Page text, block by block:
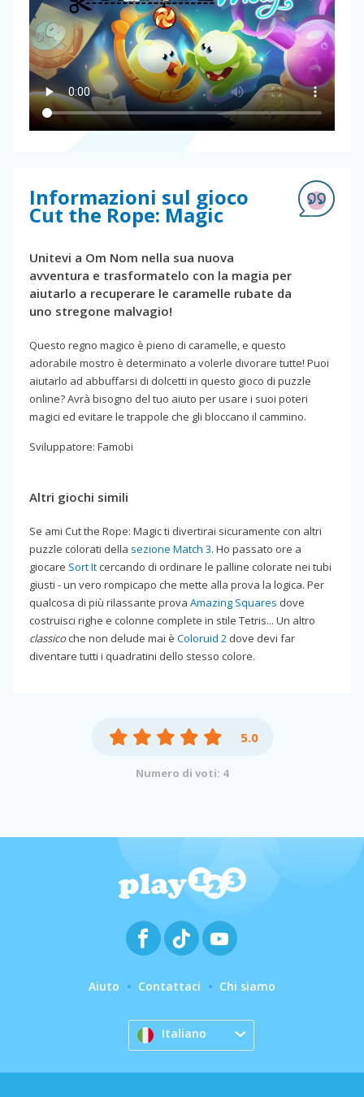
Informazioni sul gioco
Cut the Rope: Magic
Unitevi a Om Nom nella sua nuova
avventura e trasformatelo con la magia per
aiutarlo a recuperare le caramelle rubate da
uno stregone malvagio!
Questo regno magico è pieno di caramelle, e questo
adorabile mostro è determinato a volerle divorare tutte! Puoi
aiutarlo ad abbuffarsi di dolcetti in questo gioco di puzzle
online? Avrà bisogno del tuo aiuto per usare i suoi poteri
magici ed evitare le trappole che gli bloccano il cammino.
Sviluppatore: Famobi
Altri giochi simili
Se ami Cut the Rope: Magic ti divertirai sicuramente con altri
puzzle colorati della sezione Match 3. Ho passato ore a
giocare Sort It cercando di ordinare le palline colorate nei tubi
giusti - un vero rompicapo che mette alla prova la logica. Per
qualcosa di più rilassante prova Amazing Squares dove
costruisci righe e colonne complete in stile Tetris... Un altro
classico che non delude mai è Coloruid 2 dove devi far
diventare tutti i quadratini dello stesso colore.
5.0
Numero di voti: 4
Aiuto Contattaci Chi siamo
Italiano